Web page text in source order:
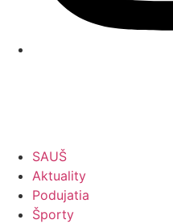
SAUŠ
Aktuality
Podujatia
Športy